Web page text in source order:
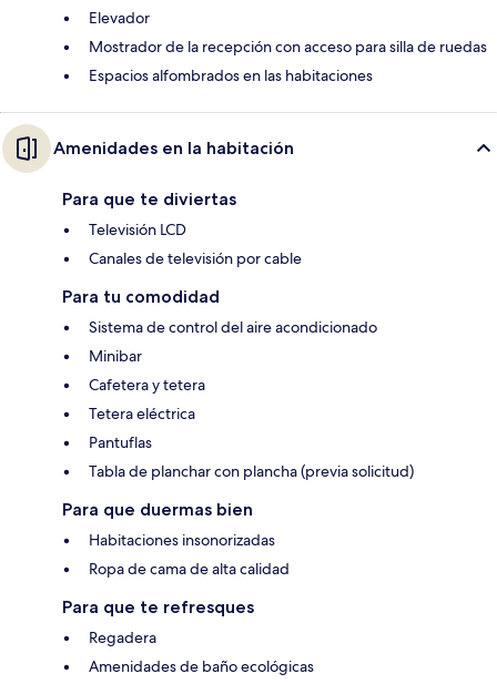
Elevador
Mostrador de la recepción con acceso para silla de ruedas
Espacios alfombrados en las habitaciones
Amenidades en la habitación
Para que te diviertas
Televisión LCD
Canales de televisión por cable
Para tu comodidad
Sistema de control del aire acondicionado
Minibar
Cafetera y tetera
Tetera eléctrica
Pantuflas
Tabla de planchar con plancha (previa solicitud)
Para que duermas bien
Habitaciones insonorizadas
Ropa de cama de alta calidad
Para que te refresques
Regadera
Amenidades de baño ecológicas